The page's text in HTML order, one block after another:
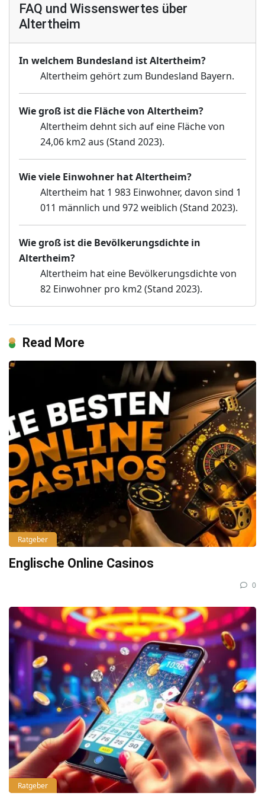
FAQ und Wissenswertes über
Altertheim
In welchem Bundesland ist Altertheim?
Altertheim gehört zum Bundesland Bayern.
Wie groß ist die Fläche von Altertheim?
Altertheim dehnt sich auf eine Fläche von
24,06 km2 aus (Stand 2023).
Wie viele Einwohner hat Altertheim?
Altertheim hat 1 983 Einwohner, davon sind 1
011 männlich und 972 weiblich (Stand 2023).
Wie groß ist die Bevölkerungsdichte in
Altertheim?
Altertheim hat eine Bevölkerungsdichte von
82 Einwohner pro km2 (Stand 2023).
Read More
Ratgeber
Englische Online Casinos
0
Ratgeber